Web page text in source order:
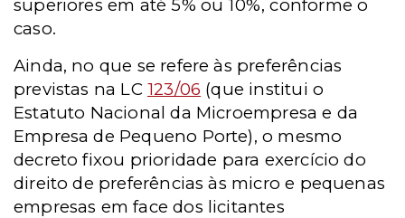
superiores em até 5% ou 10%, conforme o
caso.
Ainda, no que se refere às preferências
previstas na LC 123/06 (que institui o
Estatuto Nacional da Microempresa e da
Empresa de Pequeno Porte), o mesmo
decreto fixou prioridade para exercício do
direito de preferências às micro e pequenas
empresas em face dos licitantes